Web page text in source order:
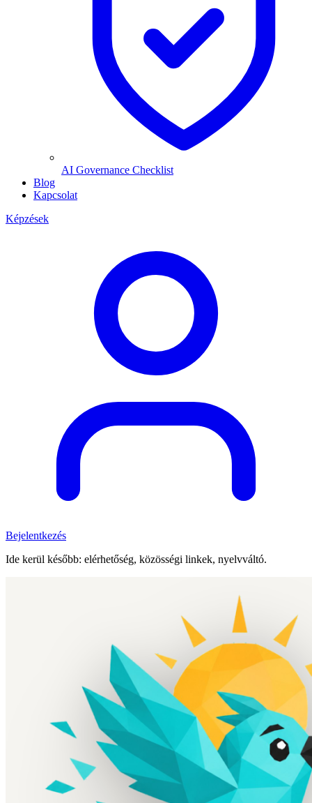
AI Governance Checklist
Blog
Kapcsolat
Képzések
Bejelentkezés
Ide kerül később: elérhetőség, közösségi linkek, nyelvváltó.